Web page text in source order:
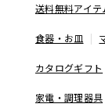
送料無料アイテ
食器・お皿
カタログギフト
家電・調理器具